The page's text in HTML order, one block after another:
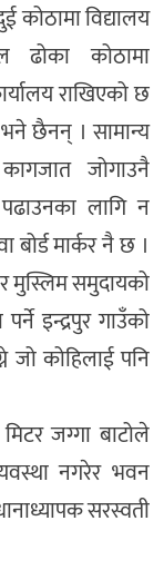
कोठामा विद्यालय
ढोका कोठामा
राखिएको छ
भने छैनन् । सामान्य
जोगाउनै
लागि न
मार्कर नै छ ।
मुस्लिम समुदायको
इन्द्रपुर गाउँको
जो कोहिलाई पनि
जग्गा बाटोले
नगरेर भवन
सरस्वती